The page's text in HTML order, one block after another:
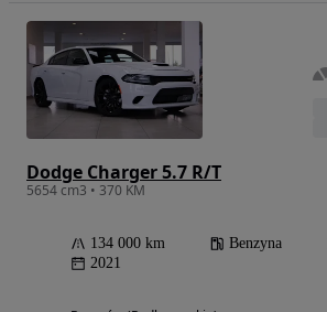
Dodge Charger 5.7 R/T
5654 cm3 • 370 KM
134 000 km Benzyna
2021